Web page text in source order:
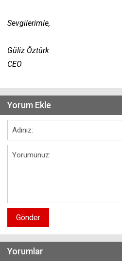
Sevgilerimle,
Güliz Öztürk
CEO
Yorum Ekle
Gönder
Yorumlar